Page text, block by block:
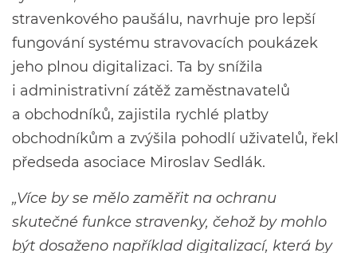
stravenkového paušálu, navrhuje pro lepší
fungování systému stravovacích poukázek
jeho plnou digitalizaci. Ta by snížila
i administrativní zátěž zaměstnavatelů
a obchodníků, zajistila rychlé platby
obchodníkům a zvýšila pohodlí uživatelů, řekl
předseda asociace Miroslav Sedlák.
„Více by se mělo zaměřit na ochranu
skutečné funkce stravenky, čehož by mohlo
být dosaženo například digitalizací, která by